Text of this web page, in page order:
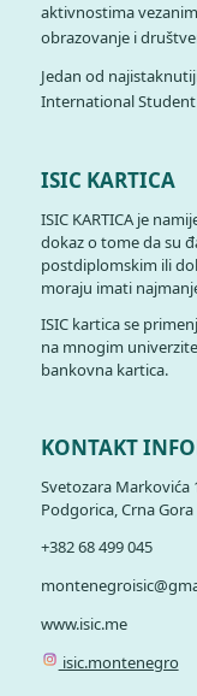
aktivnostima
obrazovanje i
Jedan od
International
ISIC KARTICA
ISIC KARTICA je
dokaz o tome da su
postdiplomskim ili
moraju imati
ISIC kartica se
na mnogim
bankovna kartica.
KONTAKT
Svetozara Markovića
Podgorica, Crna Gora
+382 68 499 045
www.isic.me
isic.montenegro